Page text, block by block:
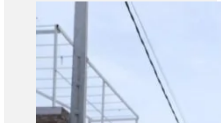
បង្ហោះព័ត៌មានដែលនិយាយថា ការបែកធ្លាយនូវវិញ្ញាសាគណិតវិទ្យា គឺ
ក្របណ្ដាញសង្គមទាំងអស់ដើម្បីអាចប្រមូលភ័ស្តុតាងបានគ្រប់ជ្រុងជ្រ
វិញ្ញាសាដែលបានចេញប្រឡងពិតមែន ក៏ប៉ុន្តែគ្មានការបញ្ជាក់ណាមួយថ
ឃើញថា មានវិញ្ញាសាមួយចំនួនដែលបង្ហោះនៅលើបណ្ដាញសង្គមនោះគឺ
មកដល់ពេលនេះយើងនឹងព្យាយាមស្រាវជ្រាវបន្ថែមទៀត។ យើងក៏រង់
បែកធ្លាយវិញ្ញាសាប្រឡងនេះ មានលទ្ធភាពអាចកើតឡើងបានក្
កាលដែលអាចមានការបែកធ្លាយ យើងអាចគិតថា ក្នុងដំណាក់កាលនៃ
ក្រោយពេលប្រឡងតែម្ដង អ៊ីចឹងហើយបានជានៅក្នុងរបាយការណ៍យើង
របស់ អ.ប.ព.»។ ក៏ប៉ុន្តែលោក សយ ច័ន្ទវិចិត្រ អះអាងថារូបថតវិញ្ញ
វិច្ឆិកា អ្នកនាំពាក្យក្រសួងអប់រំ យុវជន និងកីឡា បានប្រាប់ថាក្រសួងអប់
នោះទេ។ អ្នកស្រីថា៖ «អ្វីដែលយើងរកឃើញបឋមហ្នឹងគឺមានន័យថា